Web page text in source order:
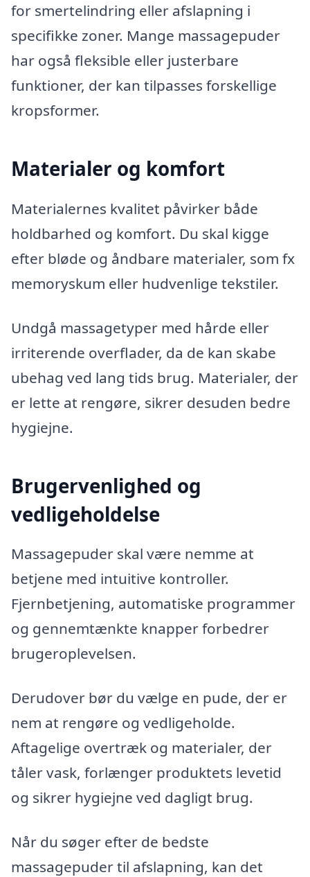
for smertelindring eller afslapning i
specifikke zoner. Mange massagepuder
har også fleksible eller justerbare
funktioner, der kan tilpasses forskellige
kropsformer.
Materialer og komfort
Materialernes kvalitet påvirker både
holdbarhed og komfort. Du skal kigge
efter bløde og åndbare materialer, som fx
memoryskum eller hudvenlige tekstiler.
Undgå massagetyper med hårde eller
irriterende overflader, da de kan skabe
ubehag ved lang tids brug. Materialer, der
er lette at rengøre, sikrer desuden bedre
hygiejne.
Brugervenlighed og
vedligeholdelse
Massagepuder skal være nemme at
betjene med intuitive kontroller.
Fjernbetjening, automatiske programmer
og gennemtænkte knapper forbedrer
brugeroplevelsen.
Derudover bør du vælge en pude, der er
nem at rengøre og vedligeholde.
Aftagelige overtræk og materialer, der
tåler vask, forlænger produktets levetid
og sikrer hygiejne ved dagligt brug.
Når du søger efter de bedste
massagepuder til afslapning, kan det